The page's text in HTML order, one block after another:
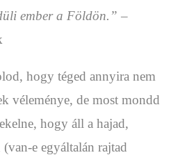
ember a Földön.” –
hogy téged annyira nem
véleménye, de most mondd
hogy áll a hajad,
e egyáltalán rajtad